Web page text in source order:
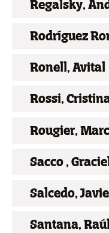
Regalsky,
Rodríguez
Ronell, Avital
Rossi,
Rougier,
Sacco ,
Salcedo,
Santana, Raúl